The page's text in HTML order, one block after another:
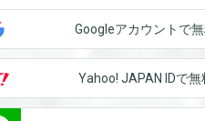
ができます。登録すると回答
登録すると回答を閲覧するこ
答を閲覧することができます
Googleアカウントで
Yahoo! JAPAN IDで無